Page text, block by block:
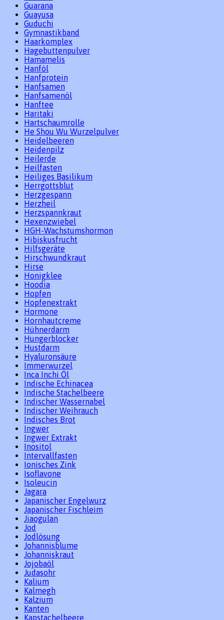
Guarana
Guayusa
Guduchi
Gymnastikband
Haarkomplex
Hagebuttenpulver
Hamamelis
Hanföl
Hanfprotein
Hanfsamen
Hanfsamenöl
Hanftee
Haritaki
Hartschaumrolle
He Shou Wu Wurzelpulver
Heidelbeeren
Heidenpilz
Heilerde
Heilfasten
Heiliges Basilikum
Herrgottsblut
Herzgespann
Herzheil
Herzspannkraut
Hexenzwiebel
HGH-Wachstumshormon
Hibiskusfrucht
Hilfsgeräte
Hirschwundkraut
Hirse
Honigklee
Hoodia
Hopfen
Hopfenextrakt
Hormone
Hornhautcreme
Hühnerdarm
Hungerblocker
Hustdarm
Hyaluronsäure
Immerwurzel
Inca Inchi Öl
Indische Echinacea
Indische Stachelbeere
Indischer Wassernabel
Indischer Weihrauch
Indisches Brot
Ingwer
Ingwer Extrakt
Inositol
Intervallfasten
Ionisches Zink
Isoflavone
Isoleucin
Jagara
Japanischer Engelwurz
Japanischer Fischleim
Jiaogulan
Jod
Jodlösung
Johannisblume
Johanniskraut
Jojobaöl
Judasohr
Kalium
Kalmegh
Kalzium
Kanten
Kapstachelbeere